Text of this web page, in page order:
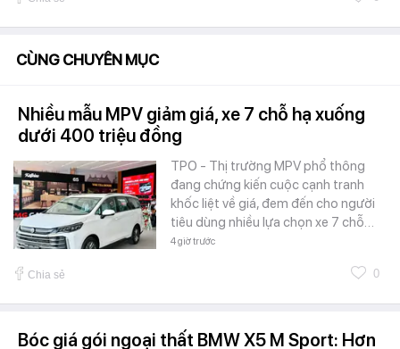
CÙNG CHUYÊN MỤC
Nhiều mẫu MPV giảm giá, xe 7 chỗ hạ xuống
dưới 400 triệu đồng
TPO - Thị trường MPV phổ thông
đang chứng kiến cuộc cạnh tranh
khốc liệt về giá, đem đến cho người
tiêu dùng nhiều lựa chọn xe 7 chỗ…
4 giờ trước
Chia sẻ 0
Bóc giá gói ngoại thất BMW X5 M Sport: Hơn